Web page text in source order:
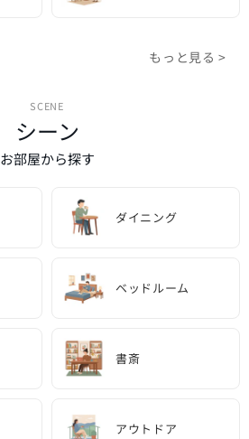
もっと見る >
SCENE
シーン
お部屋から探す
ダイニング
ベッドルーム
書斎
アウトドア